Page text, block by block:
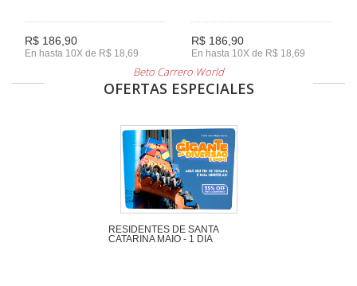
R$ 186,90
En hasta 10X de R$ 18,69
R$ 186,90
En hasta 10X de R$ 18,69
Beto Carrero World
OFERTAS ESPECIALES
RESIDENTES DE SANTA
CATARINA MAIO - 1 DIA